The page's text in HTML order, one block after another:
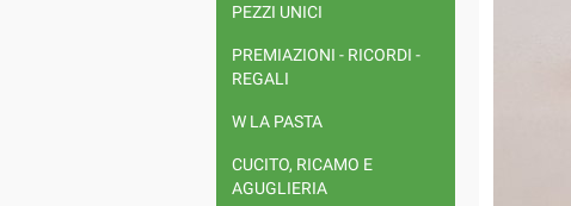
PEZZI UNICI
PREMIAZIONI - RICORDI -
REGALI
W LA PASTA
CUCITO, RICAMO E
AGUGLIERIA